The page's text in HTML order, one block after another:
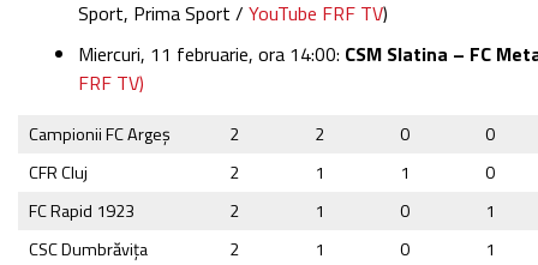
Sport, Prima Sport / YouTube FRF TV)
Miercuri, 11 februarie, ora 14:00: CSM Slatina – FC
FRF TV)
Campionii FC Argeș 2 2 0
0
CFR Cluj
2 1 1
0
FC Rapid 1923
2 1 0
1
CSC Dumbrăvița
2 1 0
1